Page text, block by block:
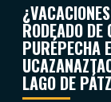
RODEADO
PURÉPECHA
LAGO DE